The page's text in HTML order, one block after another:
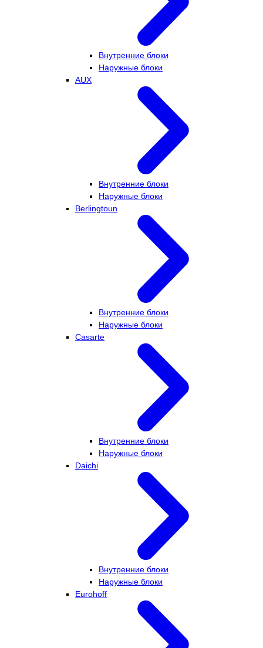
Внутренние блоки
Наружные блоки
AUX
Внутренние блоки
Наружные блоки
Berlingtoun
Внутренние блоки
Наружные блоки
Casarte
Внутренние блоки
Наружные блоки
Daichi
Внутренние блоки
Наружные блоки
Eurohoff